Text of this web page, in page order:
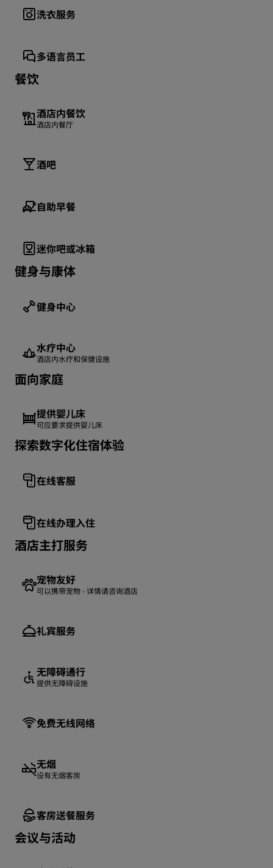
洗衣服务
多语言员工
餐饮
酒店内餐饮
酒店内餐厅
酒吧
自助早餐
迷你吧或冰箱
健身与康体
健身中心
水疗中心
酒店内水疗和保健设施
面向家庭
提供婴儿床
可应要求提供婴儿床
探索数字化住宿体验
在线客服
在线办理入住
酒店主打服务
宠物友好
可以携带宠物 - 详情请咨询酒店
礼宾服务
无障碍通行
提供无障碍设施
免费无线网络
无烟
设有无烟客房
客房送餐服务
会议与活动